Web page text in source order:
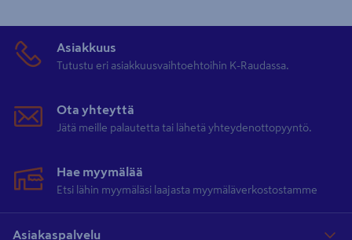
Asiakkuus
Tutustu eri asiakkuusvaihtoehtoihin K-Raudassa.
Ota yhteyttä
Jätä meille palautetta tai lähetä yhteydenottopyyntö.
Hae myymälää
Etsi lähin myymäläsi laajasta myymäläverkostostamme
Asiakaspalvelu